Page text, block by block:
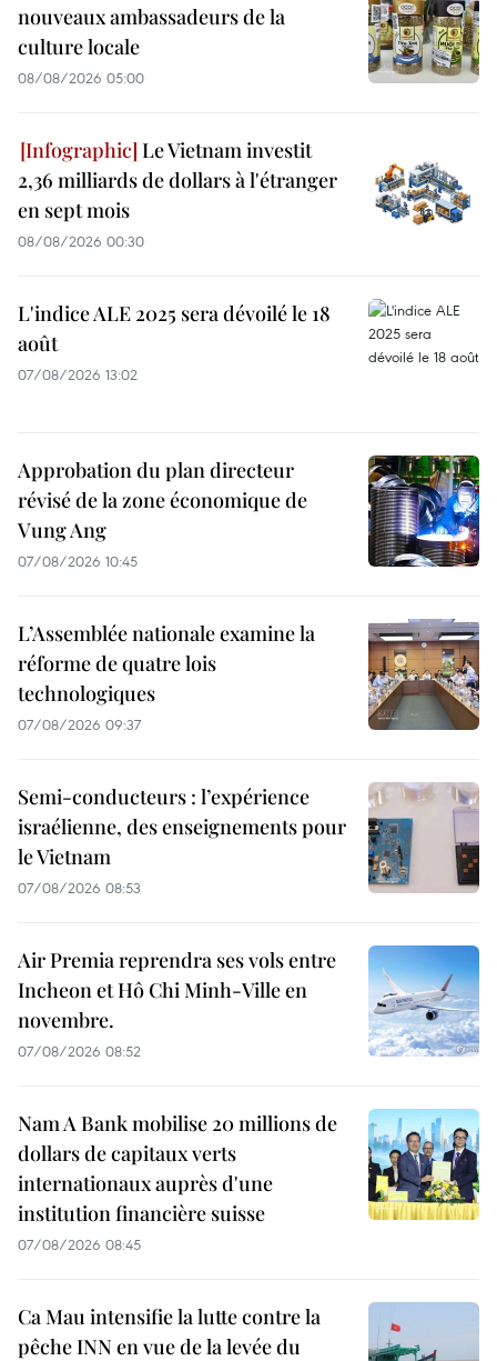
nouveaux ambassadeurs de la
culture locale
08/08/2026 05:00
Le Vietnam investit
2,36 milliards de dollars à l'étranger
en sept mois
08/08/2026 00:30
L'indice ALE 2025 sera dévoilé le 18
août
07/08/2026 13:02
Approbation du plan directeur
révisé de la zone économique de
Vung Ang
07/08/2026 10:45
L’Assemblée nationale examine la
réforme de quatre lois
technologiques
07/08/2026 09:37
Semi-conducteurs : l’expérience
israélienne, des enseignements pour
le Vietnam
07/08/2026 08:53
Air Premia reprendra ses vols entre
Incheon et Hô Chi Minh-Ville en
novembre.
07/08/2026 08:52
Nam A Bank mobilise 20 millions de
dollars de capitaux verts
internationaux auprès d'une
institution financière suisse
07/08/2026 08:45
Ca Mau intensifie la lutte contre la
pêche INN en vue de la levée du